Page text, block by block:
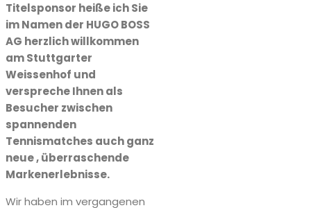
Titelsponsor heiße ich Sie
im Namen der HUGO BOSS
AG herzlich willkommen
am Stuttgarter
Weissenhof und
verspreche Ihnen als
Besucher zwischen
spannenden
Tennismatches auch ganz
neue , überraschende
Markenerlebnisse.
Wir haben im vergangenen